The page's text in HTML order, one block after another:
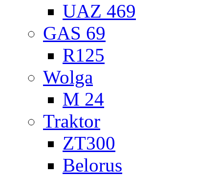
UAZ 469
GAS 69
R125
Wolga
M 24
Traktor
ZT300
Belorus